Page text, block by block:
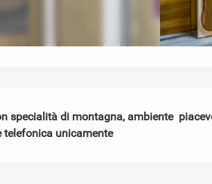
specialità di montagna, ambiente
telefonica unicamente